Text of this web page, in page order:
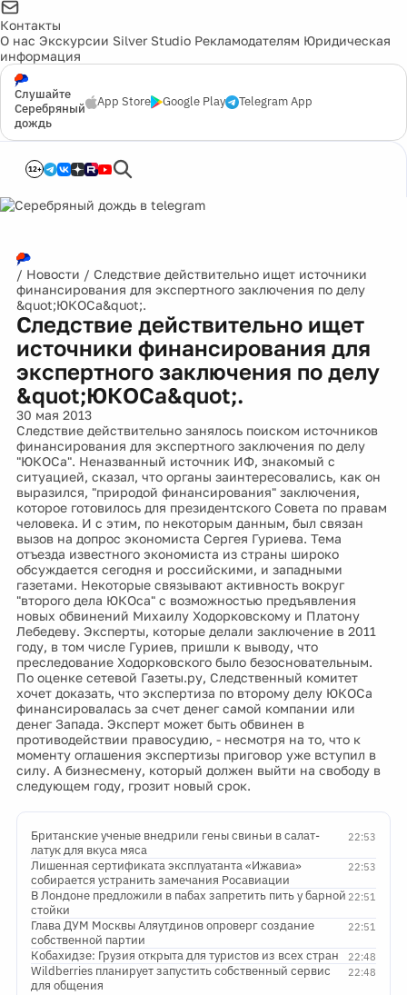
Контакты
О нас Экскурсии Silver Studio Рекламодателям Юридическая
информация
Слушайте
Серебряный
дождь
App Store Google Play Telegram App
12+
/ Новости / Следствие действительно ищет источники
финансирования для экспертного заключения по делу
&quot;ЮКОСа&quot;.
Следствие действительно ищет
источники финансирования для
экспертного заключения по делу
&quot;ЮКОСа&quot;.
30 мая 2013
Следствие действительно занялось поиском источников
финансирования для экспертного заключения по делу
"ЮКОСа". Неназванный источник ИФ, знакомый с
ситуацией, сказал, что органы заинтересовались, как он
выразился, "природой финансирования" заключения,
которое готовилось для президентского Совета по правам
человека. И с этим, по некоторым данным, был связан
вызов на допрос экономиста Сергея Гуриева. Тема
отъезда известного экономиста из страны широко
обсуждается сегодня и российскими, и западными
газетами. Некоторые связывают активность вокруг
"второго дела ЮКОса" с возможностью предъявления
новых обвинений Михаилу Ходорковскому и Платону
Лебедеву. Эксперты, которые делали заключение в 2011
году, в том числе Гуриев, пришли к выводу, что
преследование Ходорковского было безосновательным.
По оценке сетевой Газеты.ру, Следственный комитет
хочет доказать, что экспертиза по второму делу ЮКОСа
финансировалась за счет денег самой компании или
денег Запада. Эксперт может быть обвинен в
противодействии правосудию, - несмотря на то, что к
моменту оглашения экспертизы приговор уже вступил в
силу. А бизнесмену, который должен выйти на свободу в
следующем году, грозит новый срок.
22:53
Британские ученые внедрили гены свиньи в салат-
латук для вкуса мяса
22:53
Лишенная сертификата эксплуатанта «Ижавиа»
собирается устранить замечания Росавиации
22:51
В Лондоне предложили в пабах запретить пить у барной
стойки
22:51
Глава ДУМ Москвы Аляутдинов опроверг создание
собственной партии
22:48
Кобахидзе: Грузия открыта для туристов из всех стран
22:48
Wildberries планирует запустить собственный сервис
для общения